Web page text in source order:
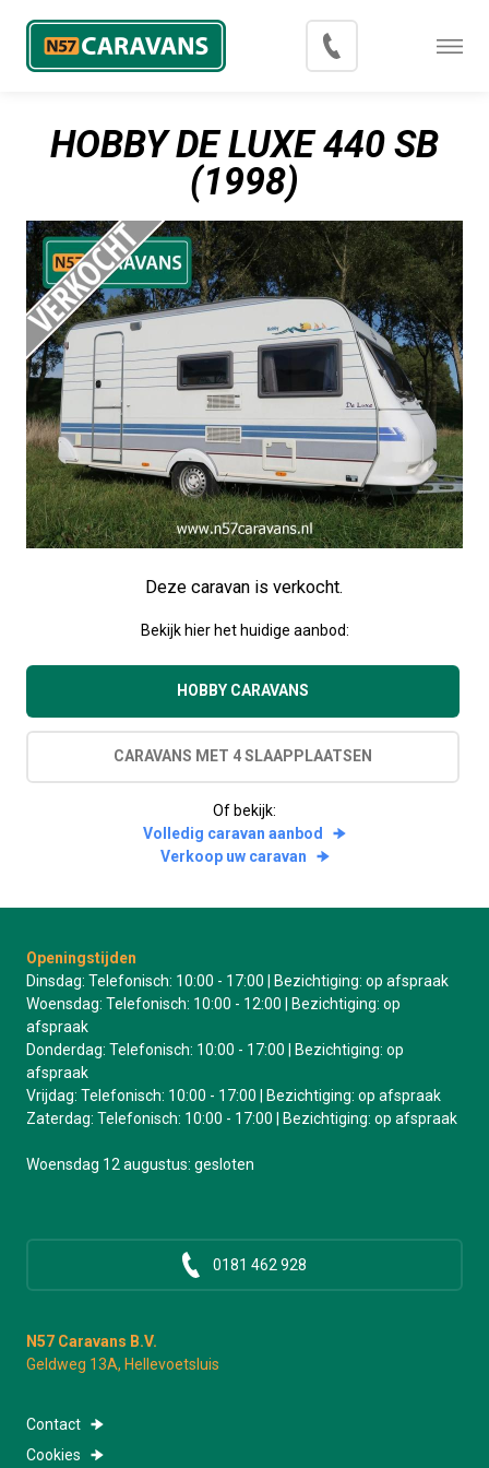
HOBBY DE LUXE 440 SB
(1998)
Deze caravan is verkocht.
Bekijk hier het huidige aanbod:
HOBBY CARAVANS
CARAVANS MET 4 SLAAPPLAATSEN
Of bekijk:
Volledig caravan aanbod
Verkoop uw caravan
Openingstijden
Dinsdag: Telefonisch: 10:00 - 17:00 | Bezichtiging: op afspraak
Woensdag: Telefonisch: 10:00 - 12:00 | Bezichtiging: op
afspraak
Donderdag: Telefonisch: 10:00 - 17:00 | Bezichtiging: op
afspraak
Vrijdag: Telefonisch: 10:00 - 17:00 | Bezichtiging: op afspraak
Zaterdag: Telefonisch: 10:00 - 17:00 | Bezichtiging: op afspraak
Woensdag 12 augustus: gesloten
0181 462 928
N57 Caravans B.V.
Geldweg 13A, Hellevoetsluis
Contact
Cookies
Menu
Inkoop
Export
Contact
Over N57 Caravans